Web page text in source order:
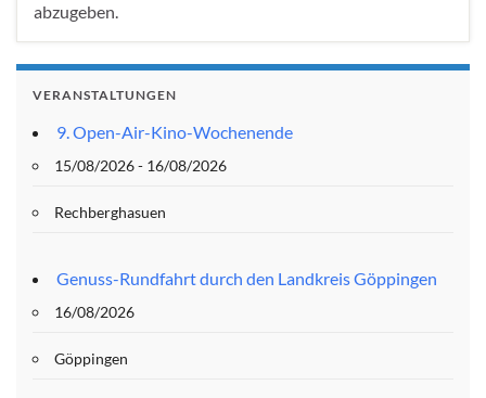
abzugeben.
VERANSTALTUNGEN
9. Open-Air-Kino-Wochenende
15/08/2026 - 16/08/2026
Rechberghasuen
Genuss-Rundfahrt durch den Landkreis Göppingen
16/08/2026
Göppingen